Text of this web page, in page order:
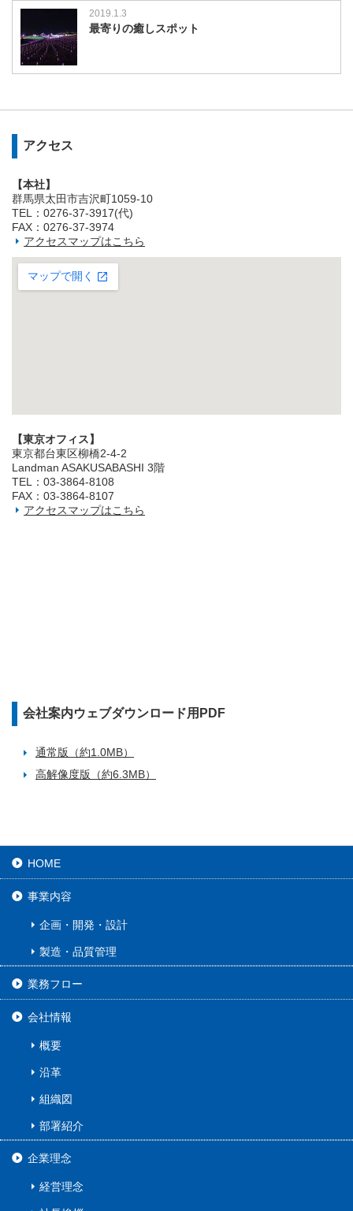
2019.1.3
最寄りの癒しスポット
アクセス
【本社】
群馬県太田市吉沢町1059-10
TEL：0276-37-3917(代)
FAX：0276-37-3974
アクセスマップはこちら
【東京オフィス】
東京都台東区柳橋2‐4‐2
Landman ASAKUSABASHI 3階
TEL：03‐3864‐8108
FAX：03‐3864‐8107
アクセスマップはこちら
会社案内ウェブダウンロード用PDF
通常版（約1.0MB）
高解像度版（約6.3MB）
HOME
事業内容
企画・開発・設計
製造・品質管理
業務フロー
会社情報
概要
沿革
組織図
部署紹介
企業理念
経営理念